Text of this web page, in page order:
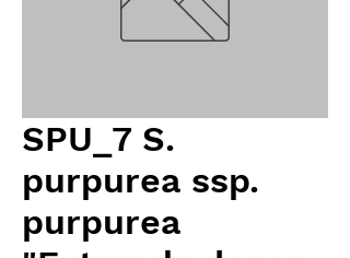
SPU_7 S.
purpurea ssp.
purpurea